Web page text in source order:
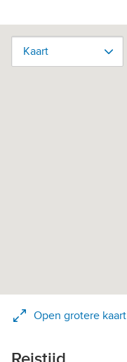
Kaart
Kaart
Open grotere kaart